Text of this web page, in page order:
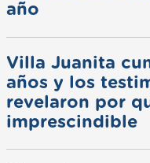
año
Villa Juanita
años y los
revelaron por
imprescindible